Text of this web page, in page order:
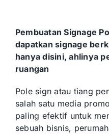
Pembuatan Signage
dapatkan signage
hanya disini, ahlinya
ruangan
Pole sign atau tiang
salah satu media
paling efektif untuk
sebuah bisnis,